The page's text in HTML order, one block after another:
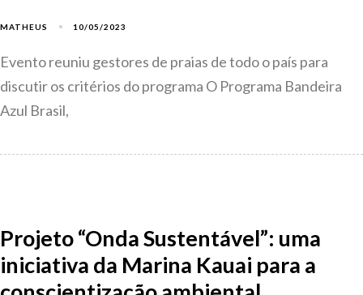
MATHEUS 10/05/2023
Evento reuniu gestores de praias de todo o país para
discutir os critérios do programa O Programa Bandeira
Azul Brasil,
Projeto “Onda Sustentável”: uma
iniciativa da Marina Kauai para a